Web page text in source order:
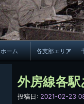
ホーム 各支部エリア
外房線各
投稿日: 2021-02-23